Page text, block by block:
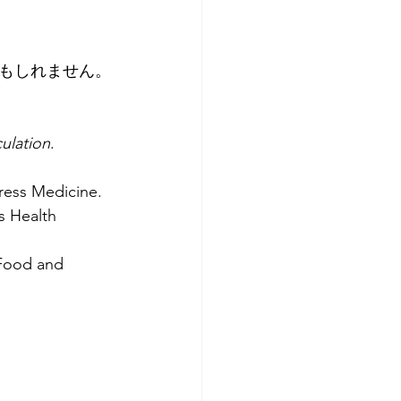
しれません。
.
Medicine.
Health
and